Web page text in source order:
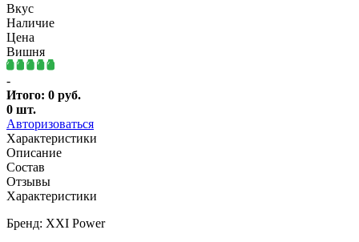
Вкус
Наличие
Цена
Вишня
-
Итого: 0 руб.
0 шт.
Авторизоваться
Характеристики
Описание
Состав
Отзывы
Характеристики
Бренд: XXI Power